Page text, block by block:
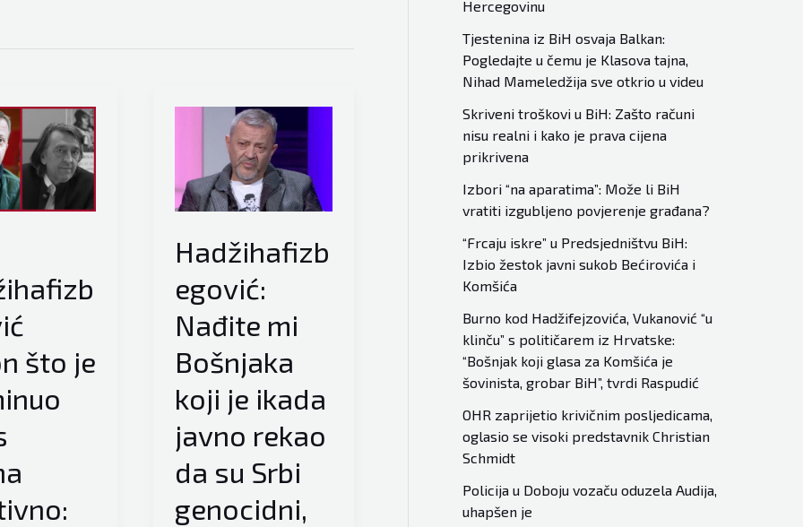
što je
Hadžihafizb
egović:
Nađite mi
Bošnjaka
koji je ikada
javno rekao
da su Srbi
genocidni,
Hercegovinu
Tjestenina iz BiH osvaja Balkan:
Pogledajte u čemu je Klasova tajna,
Nihad Mameledžija sve otkrio u videu
Skriveni troškovi u BiH: Zašto računi
nisu realni i kako je prava cijena
prikrivena
Izbori “na aparatima”: Može li BiH
vratiti izgubljeno povjerenje građana?
“Frcaju iskre” u Predsjedništvu BiH:
Izbio žestok javni sukob Bećirovića i
Komšića
Burno kod Hadžifejzovića, Vukanović “u
klinču” s političarem iz Hrvatske:
“Bošnjak koji glasa za Komšića je
šovinista, grobar BiH”, tvrdi Raspudić
OHR zaprijetio krivičnim posljedicama,
oglasio se visoki predstavnik Christian
Schmidt
Policija u Doboju vozaču oduzela Audija,
uhapšen je